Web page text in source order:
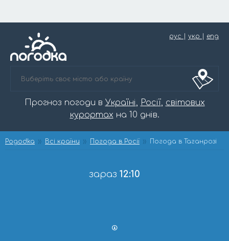
рус укр eng
Прогноз погоди в Україні, Росії, світових
курортах на 10 днів.
Pogodka Всі країни Погода в Росії Погода в Таганрозі
зараз 12:10